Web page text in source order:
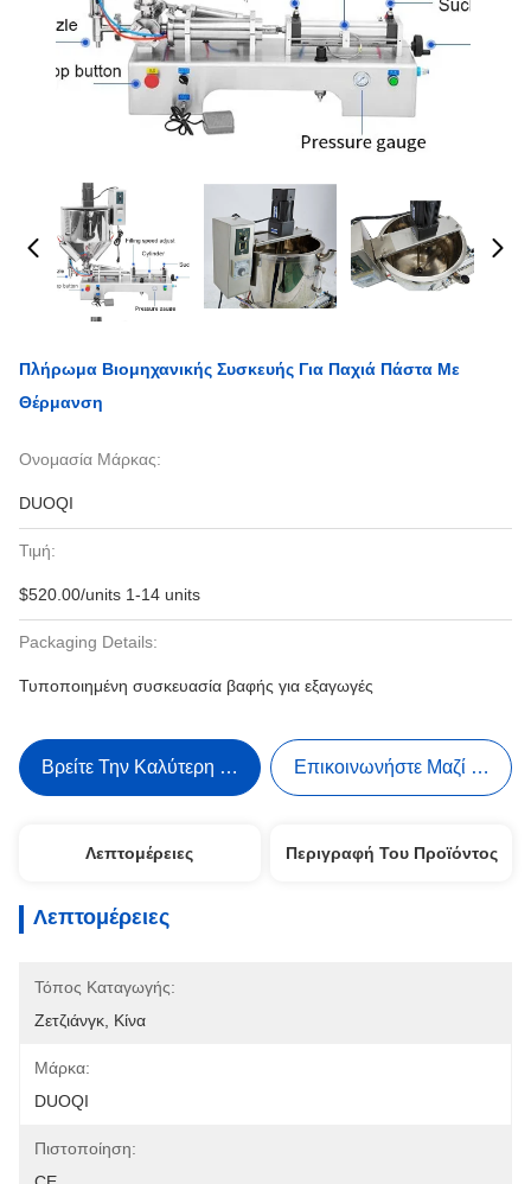
Πλήρωμα Βιομηχανικής Συσκευής Για Παχιά Πάστα Με
Θέρμανση
Ονομασία Μάρκας:
DUOQI
Τιμή:
$520.00/units 1-14 units
Packaging Details:
Τυποποιημένη συσκευασία βαφής για εξαγωγές
Βρείτε Την Καλύτερη Τιμή Επικοινωνήστε Μαζί Μας
Λεπτομέρειες Περιγραφή Του Προϊόντος
Λεπτομέρειες
Τόπος Καταγωγής:
Ζετζιάνγκ, Κίνα
Μάρκα:
DUOQI
Πιστοποίηση: